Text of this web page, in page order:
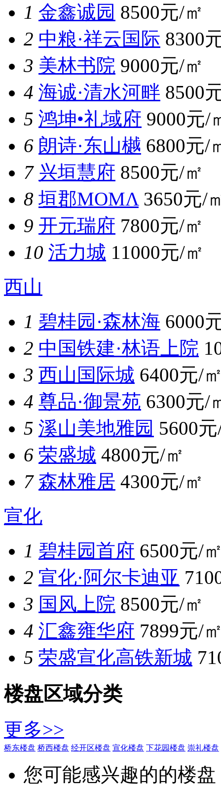
1 金鑫诚园 8500元/㎡
2 中粮·祥云国际 8300
3 美林书院 9000元/㎡
4 海诚·清水河畔 8500
5 鸿坤•礼域府 9000元/
6 朗诗·东山樾 6800元/
7 兴垣慧府 8500元/㎡
8 垣郡MOMΛ 3650元/
9 开元瑞府 7800元/㎡
10 活力城 11000元/㎡
西山
1 碧桂园·森林海 6000
2 中国铁建·林语上院
3 西山国际城 6400元/
4 尊品·御景苑 6300元/
5 溪山美地雅园 5600
6 荣盛城 4800元/㎡
7 森林雅居 4300元/㎡
宣化
1 碧桂园首府 6500元/
2 宣化·阿尔卡迪亚
3 国风上院 8500元/㎡
4 汇鑫雍华府 7899元/
5 荣盛宣化高铁新城
楼盘区域分类
更多>>
桥东楼盘 桥西楼盘 经开区楼盘 宣化楼盘 下花园楼盘 崇礼楼盘
您可能感兴趣的的楼盘